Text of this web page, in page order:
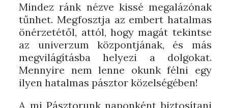
Mindez ránk nézve kissé megalázónak
tűnhet. Megfosztja az embert hatalmas
önérzetétől, attól, hogy magát tekintse
az univerzum központjának, és más
megvilágításba helyezi a dolgokat.
Mennyire nem lenne okunk félni egy
ilyen hatalmas pásztor közelségében!
A mi Pásztorunk naponként biztosítani